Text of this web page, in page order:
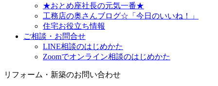
★おとめ座社長の元気一番★
工務店の奥さんブログ☆「今日のいいね！」
住宅お役立ち情報
ご相談・お問合せ
LINE相談のはじめかた
Zoomでオンライン相談のはじめかた
リフォーム・新築のお問い合わせ